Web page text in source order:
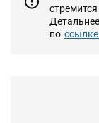
по